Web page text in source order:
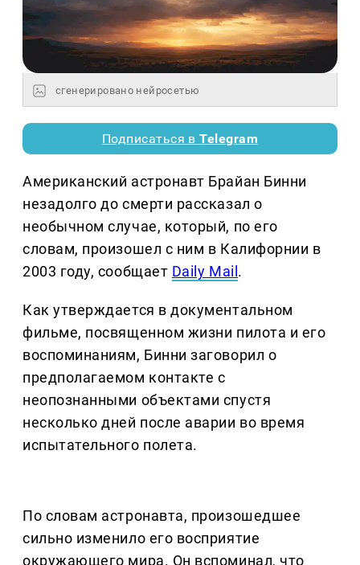
сгенерировано нейросетью
Подписаться вTelegram
Американский астронавт Брайан Бинни
незадолго до смерти рассказал о
необычном случае, который, по его
словам, произошел с ним в Калифорнии в
2003 году, сообщает Daily Mail.
Как утверждается в документальном
фильме, посвященном жизни пилота и его
воспоминаниям, Бинни заговорил о
предполагаемом контакте с
неопознанными объектами спустя
несколько дней после аварии во время
испытательного полета.
По словам астронавта, произошедшее
сильно изменило его восприятие
окружающего мира. Он вспоминал, что